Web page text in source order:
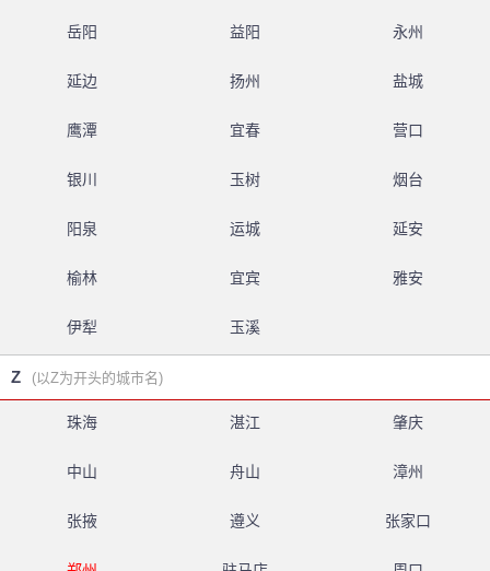
岳阳 益阳 永州
延边 扬州 盐城
鹰潭 宜春 营口
银川 玉树 烟台
阳泉 运城 延安
榆林 宜宾 雅安
伊犁 玉溪
Z (以Z为开头的城市名)
珠海 湛江 肇庆
中山 舟山 漳州
张掖 遵义 张家口